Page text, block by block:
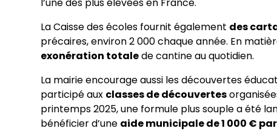
La Caisse des écoles fournit également des
précaires, environ 2 000 chaque année. En
exonération totalede cantine au quotidien.
La mairie encourage aussi les découvertes
participé aux classes de découvertes
printemps 2025, une formule plus souple a été
bénéficier d’une aide municipale de 1 000 €